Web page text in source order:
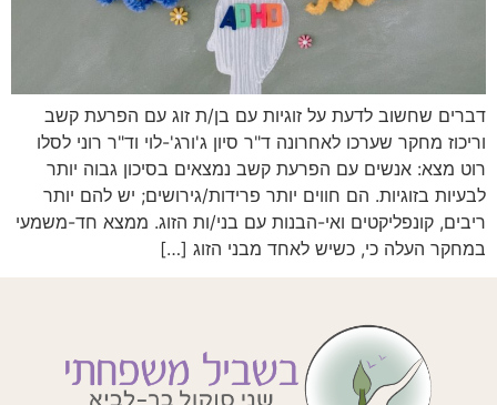
דברים שחשוב לדעת על זוגיות עם בן/ת זוג עם הפרעת קשב
וריכוז מחקר שערכו לאחרונה ד"ר סיון ג'ורג'-לוי וד"ר רוני לסלו
רוט מצא: אנשים עם הפרעת קשב נמצאים בסיכון גבוה יותר
לבעיות בזוגיות. הם חווים יותר פרידות/גירושים; יש להם יותר
ריבים, קונפליקטים ואי-הבנות עם בני/ות הזוג. ממצא חד-משמעי
במחקר העלה כי, כשיש לאחד מבני הזוג […]